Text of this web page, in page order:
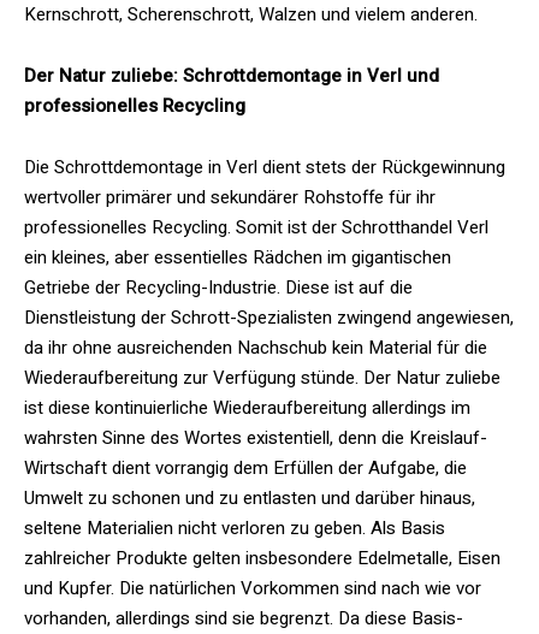
Kernschrott, Scherenschrott, Walzen und vielem anderen.
Der Natur zuliebe: Schrottdemontage in Verl und
professionelles Recycling
Die Schrottdemontage in Verl dient stets der Rückgewinnung
wertvoller primärer und sekundärer Rohstoffe für ihr
professionelles Recycling. Somit ist der Schrotthandel Verl
ein kleines, aber essentielles Rädchen im gigantischen
Getriebe der Recycling-Industrie. Diese ist auf die
Dienstleistung der Schrott-Spezialisten zwingend angewiesen,
da ihr ohne ausreichenden Nachschub kein Material für die
Wiederaufbereitung zur Verfügung stünde. Der Natur zuliebe
ist diese kontinuierliche Wiederaufbereitung allerdings im
wahrsten Sinne des Wortes existentiell, denn die Kreislauf-
Wirtschaft dient vorrangig dem Erfüllen der Aufgabe, die
Umwelt zu schonen und zu entlasten und darüber hinaus,
seltene Materialien nicht verloren zu geben. Als Basis
zahlreicher Produkte gelten insbesondere Edelmetalle, Eisen
und Kupfer. Die natürlichen Vorkommen sind nach wie vor
vorhanden, allerdings sind sie begrenzt. Da diese Basis-